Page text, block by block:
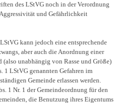
des LStVG noch in der Verordnung
und Gefährlichkeit
kann jedoch eine entsprechende
aber auch die Anordnung einer
unabhängig von Rasse und Größe)
1 LStVG genannten Gefahren im
Gemeinde erlassen werden.
1 Nr. 1 der Gemeindeordnung für den
die Benutzung ihres Eigentums